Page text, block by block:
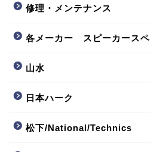
修理・メンテナンス
各メーカー スピーカースペ
山水
日本ハーク
松下/National/Technics